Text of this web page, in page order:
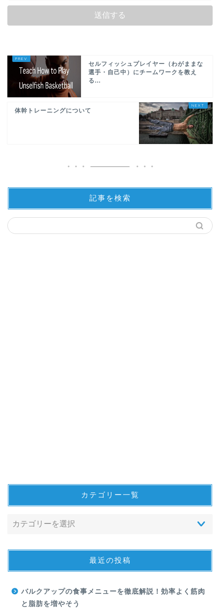
セルフィッシュプレイヤー（わがままな
選手・自己中）にチームワークを教え
る...
体幹トレーニングについて
記事を検索
カテゴリー一覧
最近の投稿
バルクアップの食事メニューを徹底解説！効率よく筋肉
と脂肪を増やそう